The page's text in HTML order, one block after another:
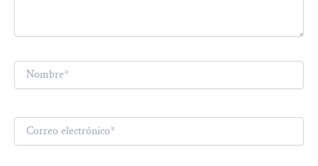
Nombre*
Correo
electrónico*